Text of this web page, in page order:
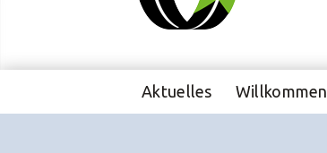
Aktuelles Willkommen